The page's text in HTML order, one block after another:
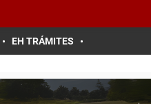
EH TRÁMITES